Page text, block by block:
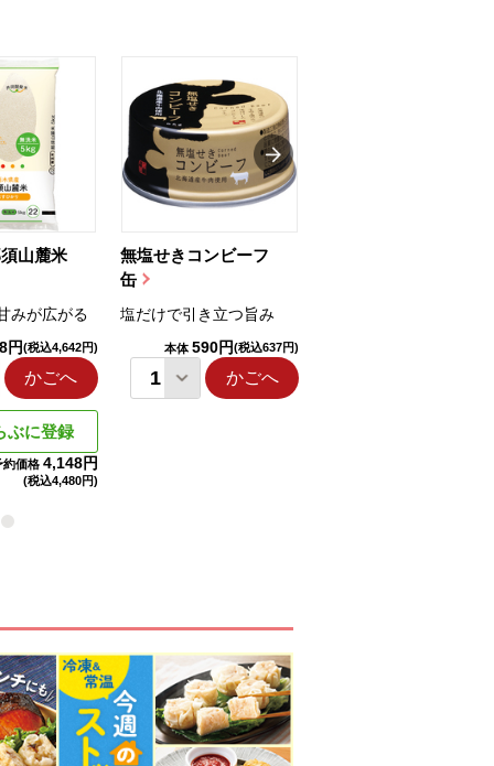
山麓米
みが広がる
円(税込4,642円)
かごへ
ぶに登録
約価格 4,148円
(税込4,480円)
無塩せきコンビーフ
缶
塩だけで引き立つ旨み
本体 590円(税込637円)
かごへ